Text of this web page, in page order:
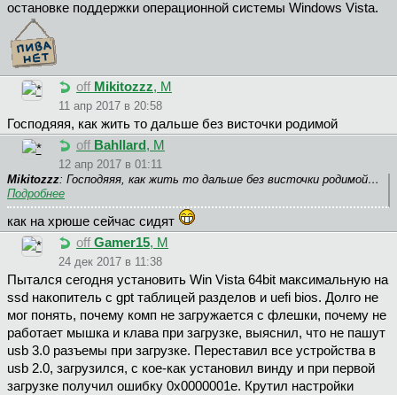
остановке поддержки операционной системы Windows Vista.
off Mikitozzz, М
11 апр 2017 в 20:58
Господяяя, как жить то дальше без висточки родимой
off Bahllard , М
12 апр 2017 в 01:11
Mikitozzz: Господяяя, как жить то дальше без висточки родимой…
Подробнее
как на хрюше сейчас сидят
off Gamer15, М
24 дек 2017 в 11:38
Пытался сегодня установить Win Vista 64bit максимальную на
ssd накопитель с gpt таблицей разделов и uefi bios. Долго не
мог понять, почему комп не загружается с флешки, почему не
работает мышка и клава при загрузке, выяснил, что не пашут
usb 3.0 разъемы при загрузке. Переставил все устройства в
usb 2.0, загрузился, с кое-как установил винду и при первой
загрузке получил ошибку 0x0000001е. Крутил настройки